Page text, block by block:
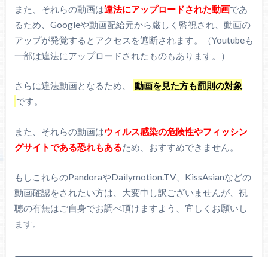
また、それらの動画は違法にアップロードされた動画であ
るため、Googleや動画配給元から厳しく監視され、動画の
アップが発覚するとアクセスを遮断されます。（Youtubeも
一部は違法にアップロードされたものもあります。）
さらに違法動画となるため、
動画を見た方も罰則の対象
です。
また、それらの動画はウィルス感染の危険性やフィッシン
グサイトである恐れもあるため、おすすめできません。
もしこれらのPandoraやDailymotion.TV、KissAsianなどの
動画確認をされたい方は、大変申し訳ございませんが、視
聴の有無はご自身でお調べ頂けますよう、宜しくお願いし
ます。